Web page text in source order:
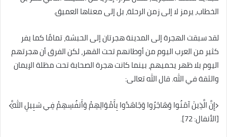
الخطاب، يرمز لا إلى زمن الرحلة، بل إلى معناها العميق.
لقد سبقت الهجرة إلى المدينة هجرتان إلى الحبشة، تمامًا كما يفر
كثير من العرب اليوم من أوطانهم تحت القهر، لكن الفرق أن هجرتهم
اليوم بلا ظهر يحميهم، بينما كانت هجرة الصحابة تحت مظلة الإيمان
والثقة في الله. قال الله تعالى:
﴿إِنَّ الَّذِينَ آمَنُوا وَهَاجَرُوا وَجَاهَدُوا بِأَمْوَالِهِمْ وَأَنفُسِهِمْ فِي سَبِيلِ اللَّهِ﴾
[الأنفال: 72].